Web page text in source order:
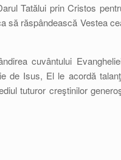
Tatălui prin Cristos
să răspândească Vestea
cuvântului
de Isus, El le acordă
tuturor creştinilor